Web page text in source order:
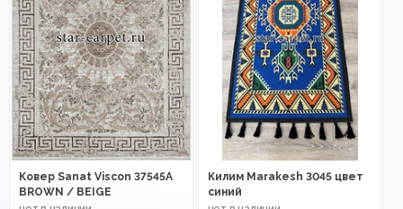
Ковер Sanat Viscon 37545A
BROWN / BEIGE
Килим Marakesh 3045 цвет
синий